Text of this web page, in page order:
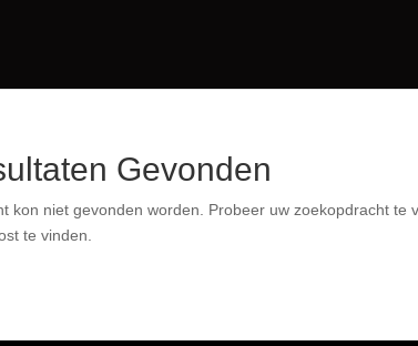
Gevonden
kon niet gevonden worden. Probeer uw zoekopdracht te
te vinden.